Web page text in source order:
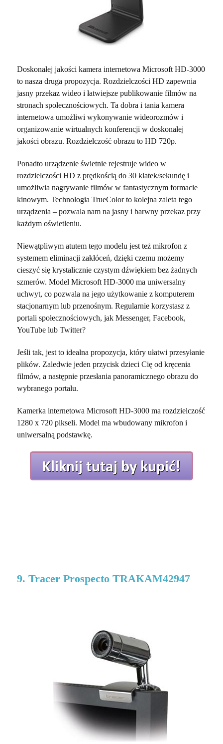
Doskonałej jakości kamera internetowa Microsoft HD-3000
to nasza druga propozycja. Rozdzielczości HD zapewnia
jasny przekaz wideo i łatwiejsze publikowanie filmów na
stronach społecznościowych. Ta dobra i tania kamera
internetowa umożliwi wykonywanie wideorozmów i
organizowanie wirtualnych konferencji w doskonałej
jakości obrazu. Rozdzielczość obrazu to HD 720p.
Ponadto urządzenie świetnie rejestruje wideo w
rozdzielczości HD z prędkością do 30 klatek/sekundę i
umożliwia nagrywanie filmów w fantastycznym formacie
kinowym. Technologia TrueColor to kolejna zaleta tego
urządzenia – pozwala nam na jasny i barwny przekaz przy
każdym oświetleniu.
Niewątpliwym atutem tego modelu jest też mikrofon z
systemem eliminacji zakłóceń, dzięki czemu możemy
cieszyć się krystalicznie czystym dźwiękiem bez żadnych
szmerów. Model Microsoft HD-3000 ma uniwersalny
uchwyt, co pozwala na jego użytkowanie z komputerem
stacjonarnym lub przenośnym. Regularnie korzystasz z
portali społecznościowych, jak Messenger, Facebook,
YouTube lub Twitter?
Jeśli tak, jest to idealna propozycja, który ułatwi przesyłanie
plików. Zaledwie jeden przycisk dzieci Cię od kręcenia
filmów, a następnie przesłania panoramicznego obrazu do
wybranego portalu.
Kamerka internetowa Microsoft HD-3000 ma rozdzielczość
1280 x 720 pikseli. Model ma wbudowany mikrofon i
uniwersalną podstawkę.
9. Tracer Prospecto TRAKAM42947